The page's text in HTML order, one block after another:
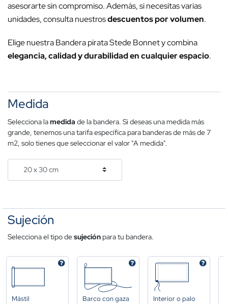
asesorarte sin compromiso. Además, si necesitas varias
unidades, consulta nuestrosdescuentos por volumen.
Elige nuestra Bandera pirata Stede Bonnet y combina
elegancia, calidad y durabilidad en cualquier espacio.
Medida
Selecciona lamedida de la bandera. Si deseas una medida más
grande, tenemos una tarifa específica para banderas de más de 7
m2, solo tienes que seleccionar el valor "A medida".
Sujeción
Selecciona el tipo desujeciónpara tu bandera.
Mástil Barco con gaza Interior o palo